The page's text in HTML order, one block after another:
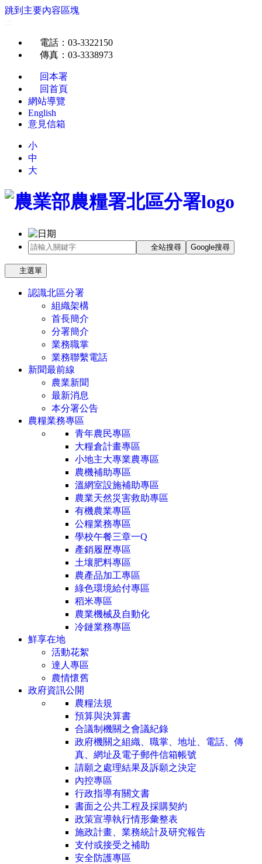
跳到主要內容區塊
電話 ：03-3322150
傳真 ：03-3338973
回本署
回首頁
網站導覽
English
意見信箱
小
中
大
全站搜尋 Google搜尋
主選單
認識北區分署
組織架構
首長簡介
分署簡介
業務職掌
業務聯繫電話
新聞最前線
農業新聞
最新消息
本分署公告
農糧業務專區
青年農民專區
大糧倉計畫專區
小地主大專業農專區
農機補助專區
溫網室設施補助專區
農業天然災害救助專區
有機農業專區
公糧業務專區
學校午餐三章一Q
產銷履歷專區
土壤肥料專區
農產品加工專區
綠色環境給付專區
稻米專區
農業機械及自動化
冷鏈業務專區
鮮享在地
活動花絮
達人專區
農情懷舊
政府資訊公開
農糧法規
預算與決算書
合議制機關之會議紀錄
政府機關之組織、職掌、地址、電話、傳
真、網址及電子郵件信箱帳號
請願之處理結果及訴願之決定
內控專區
行政指導有關文書
書面之公共工程及採購契約
政策宣導執行情形彙整表
施政計畫、業務統計及研究報告
支付或接受之補助
安全防護專區